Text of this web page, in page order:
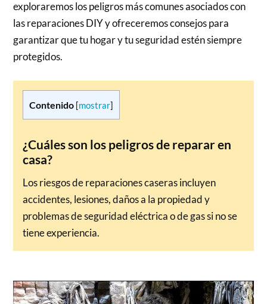
exploraremos los peligros más comunes asociados con
las reparaciones DIY y ofreceremos consejos para
garantizar que tu hogar y tu seguridad estén siempre
protegidos.
Contenido [mostrar]
¿Cuáles son los peligros de reparar en
casa?
Los riesgos de reparaciones caseras incluyen
accidentes, lesiones, daños a la propiedad y
problemas de seguridad eléctrica o de gas si no se
tiene experiencia.